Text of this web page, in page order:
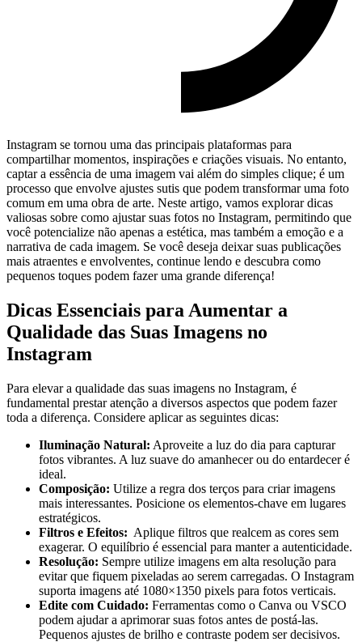
Instagram se tornou ‍uma‍ das principais plataformas para
compartilhar momentos, ‍inspirações⁤ e criações visuais. No entanto,
captar a essência de uma imagem vai além do simples clique; é um
processo ⁤que envolve ajustes sutis que podem transformar uma foto
comum em uma obra de arte. Neste artigo, vamos explorar dicas
valiosas sobre como ajustar suas fotos ‍no Instagram, permitindo ‍que
você potencialize não‌ apenas a estética, mas também a emoção e a
⁤narrativa de cada imagem. Se você deseja deixar suas publicações
mais atraentes e⁤ envolventes, continue lendo e descubra como
pequenos toques podem ⁢fazer uma grande diferença!
Dicas Essenciais para Aumentar a
Qualidade das Suas Imagens no
Instagram
Para elevar a qualidade das suas imagens no Instagram, é ​
fundamental prestar​ atenção a diversos ‌aspectos que podem fazer
toda a diferença. Considere aplicar as⁤ seguintes dicas:
Iluminação Natural: Aproveite a luz do dia para capturar
fotos‍ vibrantes. A luz suave do amanhecer ou do entardecer é
ideal.
Composição: Utilize a regra dos terços para criar imagens
mais interessantes. Posicione os elementos-chave em lugares
estratégicos.
Filtros e Efeitos: ‍ Aplique filtros que realcem as cores sem
exagerar. O equilíbrio é essencial ⁤para manter a autenticidade.
Resolução: ⁤Sempre utilize imagens em alta⁢ resolução para
evitar que fiquem pixeladas ao serem carregadas. O Instagram
suporta imagens ⁤até ‌1080×1350 pixels para fotos‌ verticais.
Edite com Cuidado: Ferramentas como o Canva ou VSCO
podem ajudar a aprimorar suas fotos antes ‌de postá-las.
Pequenos ajustes⁣ de brilho e contraste podem ser decisivos.